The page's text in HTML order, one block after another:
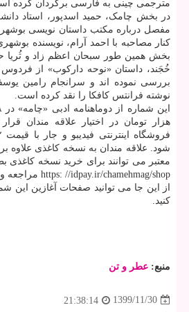
مترجمی چینی به فارسی برگردان کرده
در بخش چامک، حمید اسدپور، استاد
مفصل درباره مکتب داستان نویسی بوشهر
کنار مصاحبه با احمد آرام، نویسنده
بخش همین طور سبحان اعظم زاد و ثُریا
خُجَند، داستان «نوحه دارکوب» از فردوس
بررسی نموده اند و سرانجام رامین
نوشته فرانتس کافکا را نقد کرده است.
هزار تومان در اختیار علاقه مندان قرار
شود. علاقه مندان به نسخه کاغذی علاوه
معتبر می توانند برای خرید نسخه کاغذی
https: //idpay.ir/chamehmag/shop مراجعه و آنرا تهیّه کنند.
از این جا می توانید صفحات آغازین این
کنید.
منبع: عطر و تن
1399/11/30
21:38:14